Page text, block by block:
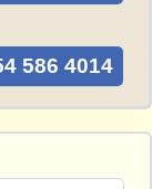
586 4014